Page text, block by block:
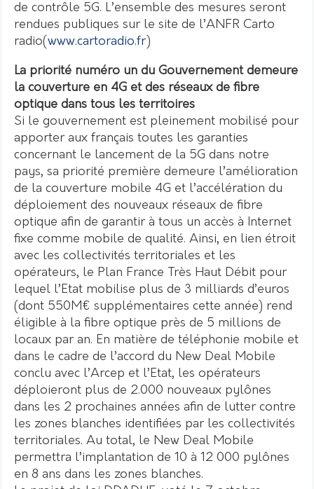
de contrôle 5G. L’ensemble des mesures seront
rendues publiques sur le site de l’ANFR Carto
radio(www.cartoradio.fr)
La priorité numéro un du Gouvernement demeure
la couverture en 4G et des réseaux de fibre
optique dans tous les territoires
Si le gouvernement est pleinement mobilisé pour
apporter aux français toutes les garanties
concernant le lancement de la 5G dans notre
pays, sa priorité première demeure l’amélioration
de la couverture mobile 4G et l’accélération du
déploiement des nouveaux réseaux de fibre
optique afin de garantir à tous un accès à Internet
fixe comme mobile de qualité. Ainsi, en lien étroit
avec les collectivités territoriales et les
opérateurs, le Plan France Très Haut Débit pour
lequel l’Etat mobilise plus de 3 milliards d’euros
(dont 550M€ supplémentaires cette année) rend
éligible à la fibre optique près de 5 millions de
locaux par an. En matière de téléphonie mobile et
dans le cadre de l’accord du New Deal Mobile
conclu avec l’Arcep et l’Etat, les opérateurs
déploieront plus de 2.000 nouveaux pylônes
dans les 2 prochaines années afin de lutter contre
les zones blanches identifiées par les collectivités
territoriales. Au total, le New Deal Mobile
permettra l’implantation de 10 à 12 000 pylônes
en 8 ans dans les zones blanches.